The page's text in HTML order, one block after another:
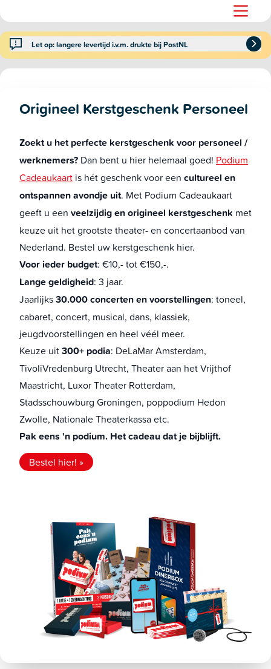
Let op: langere levertijd i.v.m. drukte bij PostNL
Origineel Kerstgeschenk Personeel
Zoekt u het perfecte kerstgeschenk voor personeel /
werknemers? Dan bent u hier helemaal goed! Podium
Cadeaukaart is hét geschenk voor een cultureel en
ontspannen avondje uit. Met Podium Cadeaukaart
geeft u een veelzijdig en origineel kerstgeschenk met
keuze uit het grootste theater- en concertaanbod van
Nederland. Bestel uw kerstgeschenk hier.
Voor ieder budget: €10,- tot €150,-.
Lange geldigheid: 3 jaar.
Jaarlijks30.000 concerten en voorstellingen: toneel,
cabaret, concert, musical, dans, klassiek,
jeugdvoorstellingen en heel véél meer.
Keuze uit300+ podia: DeLaMar Amsterdam,
TivoliVredenburg Utrecht, Theater aan het Vrijthof
Maastricht, Luxor Theater Rotterdam,
Stadsschouwburg Groningen, poppodium Hedon
Zwolle, Nationale Theaterkassaetc.
Pak eens 'n podium. Het cadeau dat je bijblijft.
Bestel hier! »